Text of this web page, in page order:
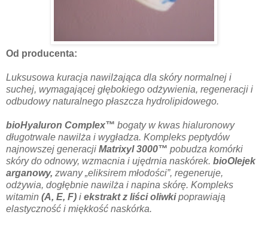
Od producenta:
Luksusowa kuracja nawilżająca dla skóry normalnej i
suchej, wymagającej głębokiego odżywienia, regeneracji i
odbudowy naturalnego płaszcza hydrolipidowego.
bioHyaluron Complex™ bogaty w kwas hialuronowy
długotrwale nawilża i wygładza. Kompleks peptydów
najnowszej generacji Matrixyl 3000™ pobudza komórki
skóry do odnowy, wzmacnia i ujędrnia naskórek. bioOlejek
arganowy, zwany „eliksirem młodości”, regeneruje,
odżywia, dogłębnie nawilża i napina skórę. Kompleks
witamin (A, E, F) i ekstrakt z liści oliwkipoprawiają
elastyczność i miękkość naskórka.